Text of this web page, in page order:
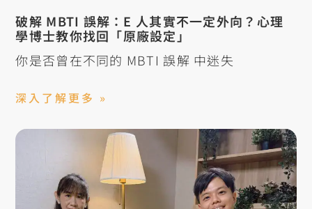
破解 MBTI 誤解：E 人其實不一定外向？心理
學博士教你找回「原廠設定」
你是否曾在不同的 MBTI 誤解 中迷失
深入了解更多 »